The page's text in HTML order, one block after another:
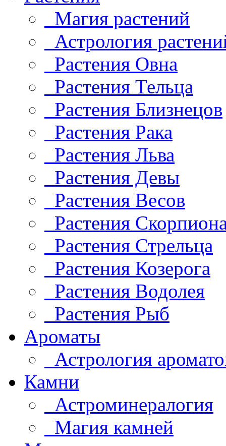
Магия растений
Астрология
Растения Овна
Растения Тельца
Растения Близнецов
Растения Рака
Растения Льва
Растения Девы
Растения Весов
Растения
Растения Стрельца
Растения Козерога
Растения Водолея
Растения Рыб
Ароматы
Астрология
Камни
Астроминералогия
Магия камней